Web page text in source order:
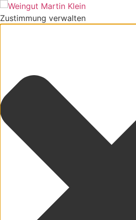
Zustimmung verwalten